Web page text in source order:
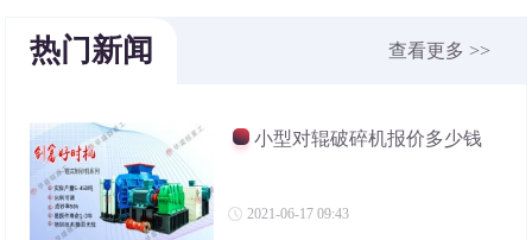
热门新闻 查看更多 >>
小型对辊破碎机报价多少钱
2021-06-17 09:43